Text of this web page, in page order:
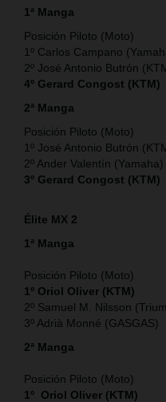
1ª Manga
Posición Piloto (Moto)
1º Carlos Campano
2º José Antonio Butrón
4º Gerard Congost (KTM)
2ª Manga
Posición Piloto (Moto)
1º José Antonio Butrón
2º Ander Valentín (Yamaha)
3º Gerard Congost (KTM)
Élite MX 2
1ª Manga
Posición Piloto (Moto)
1º Oriol Oliver (KTM)
2º Samuel M. Nilsson
3º Adrià Monné (GASGAS)
2ª Manga
Posición Piloto (Moto)
1º Oriol Oliver (KTM)